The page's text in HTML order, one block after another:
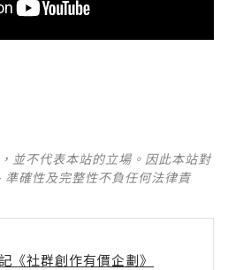
並不代表本站的立場。因此本站對
確性及完整性不負任何法律責
《社群創作有價企劃》